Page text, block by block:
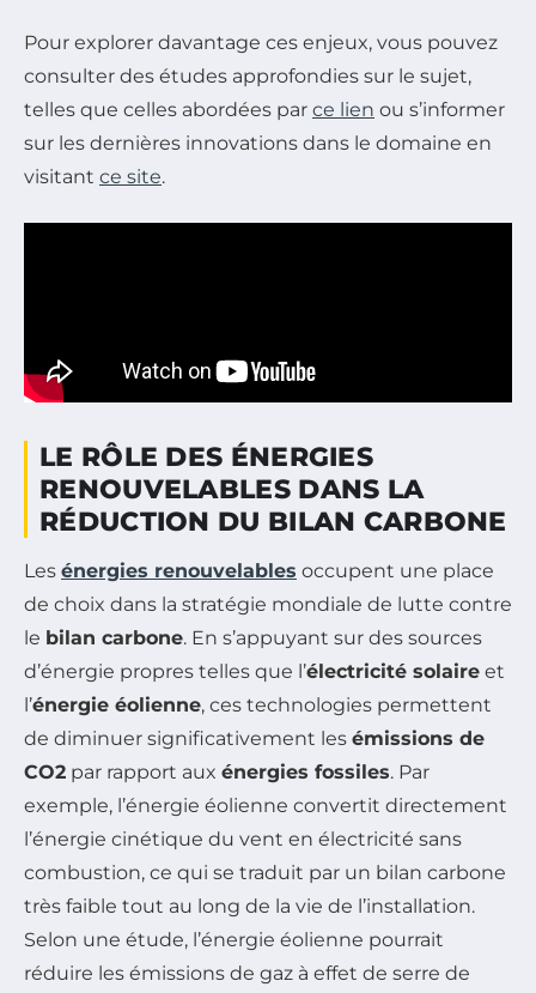
Pour explorer davantage ces enjeux, vous pouvez
consulter des études approfondies sur le sujet,
telles que celles abordées par ce lien ou s’informer
sur les dernières innovations dans le domaine en
visitant ce site.
LE RÔLE DES ÉNERGIES
RENOUVELABLES DANS LA
RÉDUCTION DU BILAN CARBONE
Les énergies renouvelables occupent une place
de choix dans la stratégie mondiale de lutte contre
le bilan carbone. En s’appuyant sur des sources
d’énergie propres telles que l’électricité solaire et
l’énergie éolienne, ces technologies permettent
de diminuer significativement les émissions de
CO2 par rapport aux énergies fossiles. Par
exemple, l’énergie éolienne convertit directement
l’énergie cinétique du vent en électricité sans
combustion, ce qui se traduit par un bilan carbone
très faible tout au long de la vie de l’installation.
Selon une étude, l’énergie éolienne pourrait
réduire les émissions de gaz à effet de serre de